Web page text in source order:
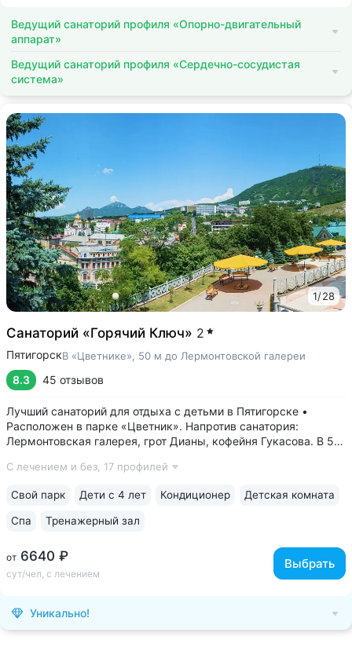
Ведущий санаторий профиля «Опорно-двигательный
аппарат»
Ведущий санаторий профиля «Сердечно-сосудистая
система»
1/28
Санаторий «Горячий Ключ» 2
ПятигорскВ «Цветнике», 50 м до Лермонтовской галереи
8.3 45 отзывов
Лучший санаторий для отдыха с детьми в Пятигорске •
Расположен в парке «Цветник». Напротив санатория:
Лермонтовская галерея, грот Дианы, кофейня Гукасова. В 5-х
Краеведческий музей, Спасский собор • Центральная
С лечением и без, 17 профилей
от 6640 ₽
сут/чел, с лечением
Выбрать
Свой парк Дети с 4 лет Кондиционер Детская комната
Спа Тренажерный зал
Уникально!